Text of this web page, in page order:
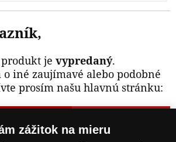
je vypredaný.
o iné zaujímavé alebo podobné
prosím našu hlavnú stránku:
zážitok na mieru